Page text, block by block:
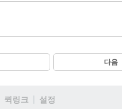
다음
퀵링크 설정